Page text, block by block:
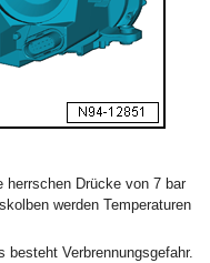
herrschen Drücke von 7 bar
werden Temperaturen
besteht Verbrennungsgefahr.